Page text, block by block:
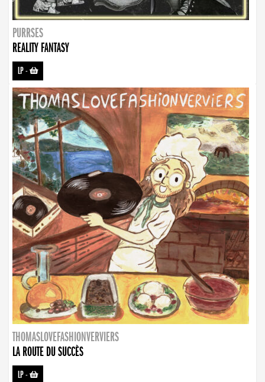
PURRSES
REALITY FANTASY
LP-
THOMASLOVEFASHIONVERVIERS
LA ROUTE DU SUCCÈS
LP-